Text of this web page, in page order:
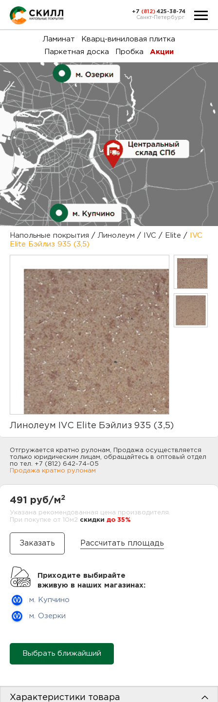
и
+7 (812) 425-38-74
Санкт-Петербург
Ламинат
Кварц-виниловая плитка
Паркетная доска
Пробка Акции
Напольные покрытия / Линолеум / IVC / Elite /
IVC
Elite Бэйлиз 935 (3,5)
Линолеум IVC Elite Бэйлиз 935 (3,5)
Отгружается кратно рулонам, Продажа осуществляется
только юридическим лицам, обращайтесь в оптовый отдел
по тел. +7 (812) 642-74-05
Продажа кратно рулонам
491 руб/м2
Указана рекомендованная цена производителя.
При покупке от 10м2 cкидки до 35%
Рассчитать площадь
Приходите выбирайте
вживую в наших магазинах:
м. Купчино
м. Озерки
Выбрать ближайший
Характеристики товара